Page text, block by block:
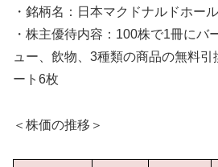
・銘柄名：日本マクドナルドホー
・株主優待内容：100株で1冊にバ
ュー、飲物、3種類の商品の無料
ート6枚
＜株価の推移＞